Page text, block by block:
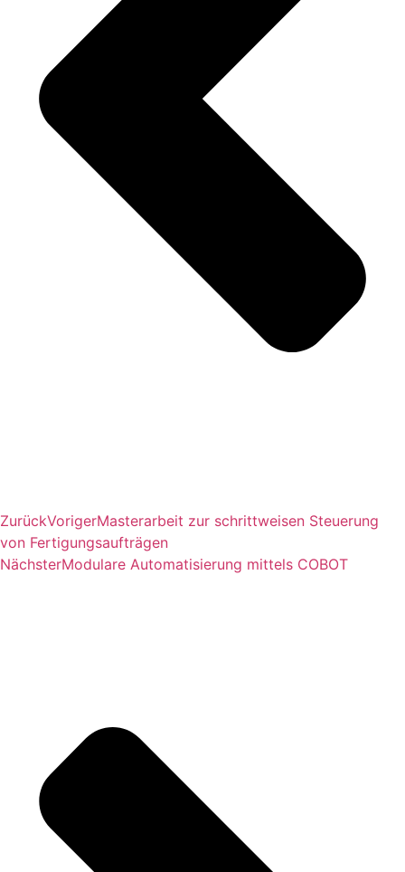
ZurückVorigerMasterarbeit zur schrittweisen Steuerung
von Fertigungsaufträgen
NächsterModulare Automatisierung mittels COBOT